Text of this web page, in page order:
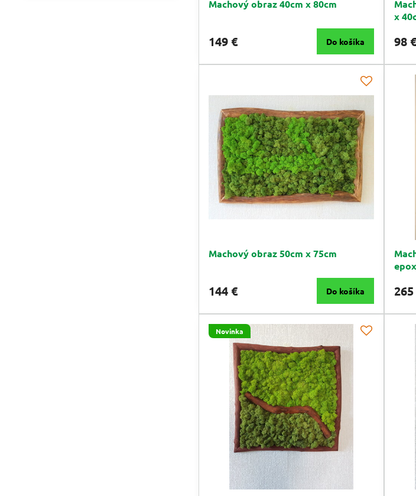
Machový obraz 40cm x 80cm
149 € Do košíka
x
98
Machový obraz 50cm x 75cm
144 € Do košíka
Novinka